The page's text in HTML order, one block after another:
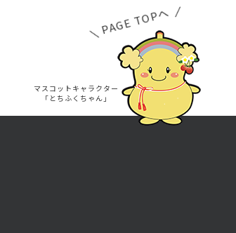
PAGE TOPへ
マスコットキャラクター
「とちふくちゃん」